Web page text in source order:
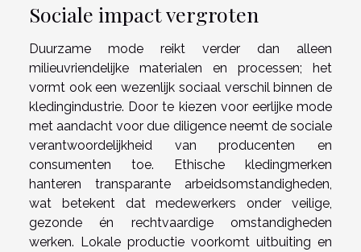
Sociale impact vergroten
Duurzame mode reikt verder dan alleen
milieuvriendelijke materialen en processen; het
vormt ook een wezenlijk sociaal verschil binnen de
kledingindustrie. Door te kiezen voor eerlijke mode
met aandacht voor due diligence neemt de sociale
verantwoordelijkheid van producenten en
consumenten toe. Ethische kledingmerken
hanteren transparante arbeidsomstandigheden,
wat betekent dat medewerkers onder veilige,
gezonde én rechtvaardige omstandigheden
werken. Lokale productie voorkomt uitbuiting en